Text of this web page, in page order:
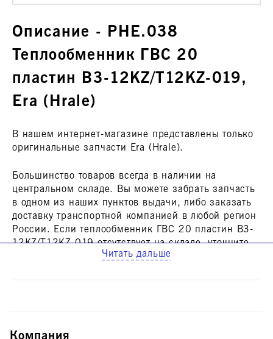
Описание - PHE.038
Теплообменник ГВС 20
пластин B3-12KZ/T12KZ-019,
Era (Hrale)
В нашем интернет-магазине представлены только
оригинальные запчасти Era (Hrale).
Большинство товаров всегда в наличии на
центральном складе. Вы можете забрать запчасть
в одном из наших пунктов выдачи, либо заказать
доставку транспортной компанией в любой регион
России. Еслитеплообменник ГВС 20 пластин B3-
12KZ/T12KZ-019отсутствует на складе, уточните,
пожалуйста, у нашего менеджера сроки поставки.
Читать дальше